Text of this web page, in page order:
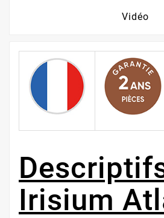
Vidéo
Irisium